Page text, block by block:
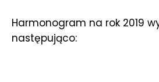
Harmonogram na rok 2019
następująco: